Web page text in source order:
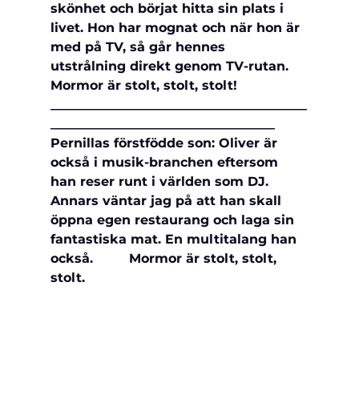
skönhet och börjat hitta sin plats i
livet. Hon har mognat och när hon är
med på TV, så går hennes
utstrålning direkt genom TV-rutan.
Mormor är stolt, stolt, stolt!
Pernillas förstfödde son: Oliver är
också i musik-branchen eftersom
han reser runt i världen som DJ.
Annars väntar jag på att han skall
öppna egen restaurang och laga sin
fantastiska mat. En multitalang han
också.         Mormor är stolt, stolt,
stolt.